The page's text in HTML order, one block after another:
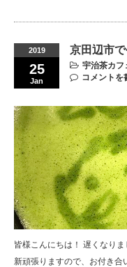
2019
25
Jan
京田辺市
宇治茶カフ
コメントを
皆様こんにちは！ 遅くなり
新頑張りますので、お付き合